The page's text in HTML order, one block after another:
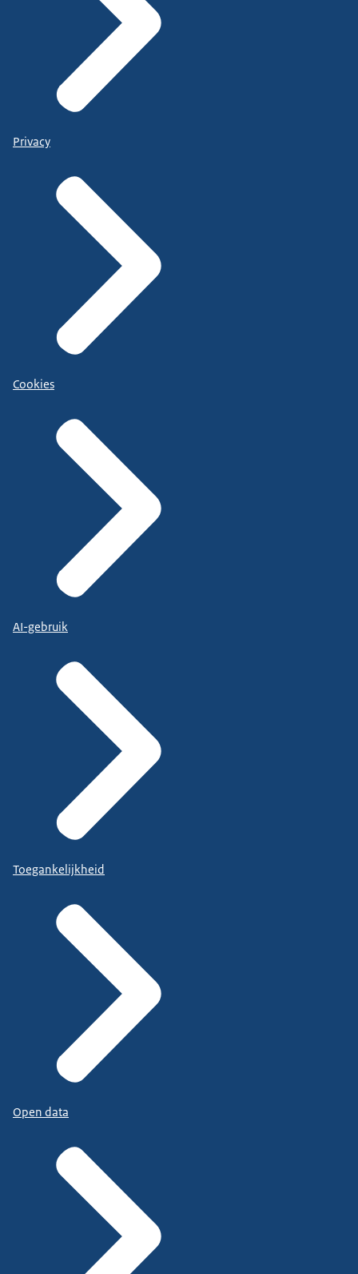
Privacy
Cookies
AI-gebruik
Toegankelijkheid
Open data